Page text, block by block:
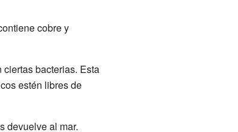
cobre y
bacterias. Esta
estén libres de
devuelve al mar.